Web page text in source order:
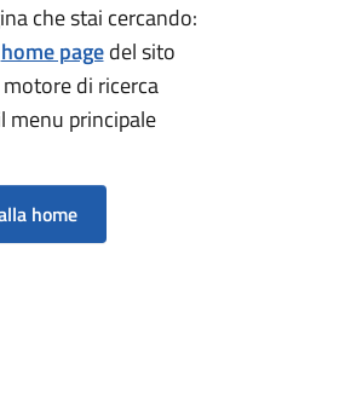
che stai cercando:
home pagedel sito
di ricerca
principale
home